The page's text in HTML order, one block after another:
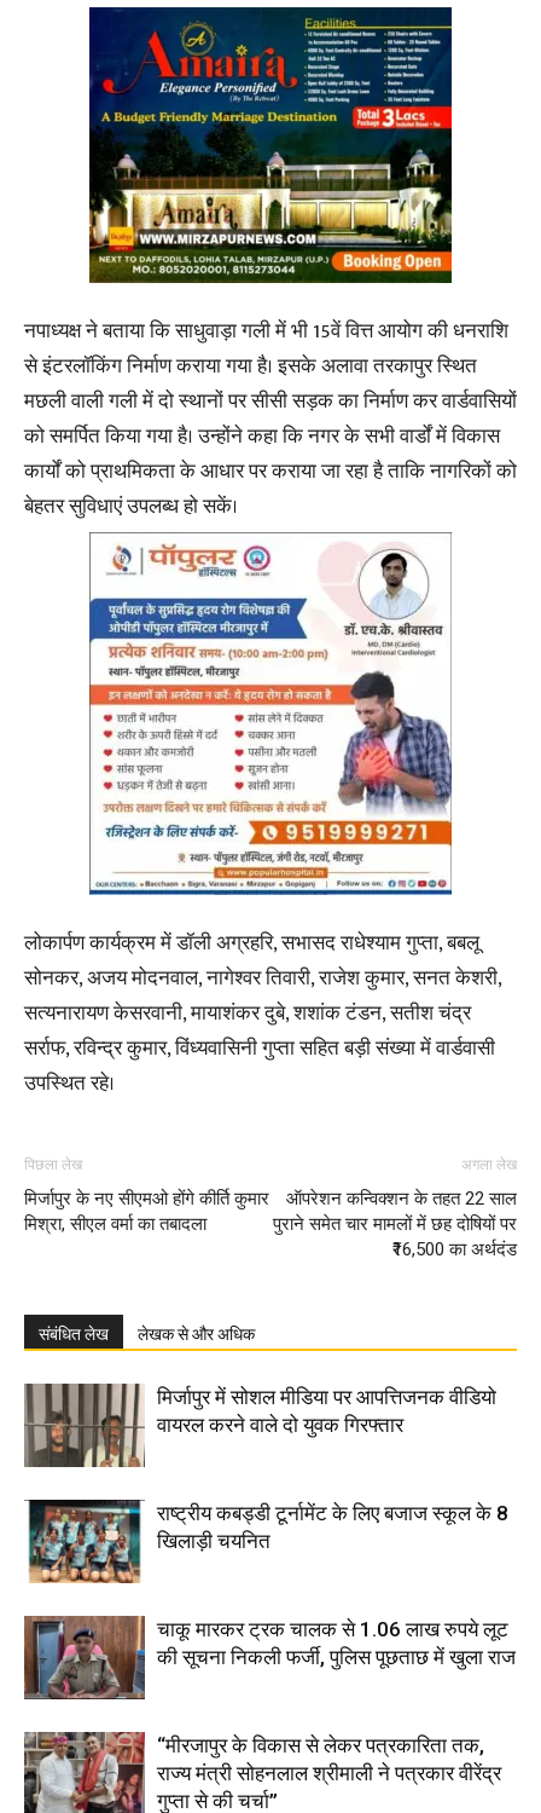
नपाध्यक्ष ने बताया कि साधुवाड़ा गली में भी 15वें वित्त आयोग की धनराशि
से इंटरलॉकिंग निर्माण कराया गया है। इसके अलावा तरकापुर स्थित
मछली वाली गली में दो स्थानों पर सीसी सड़क का निर्माण कर वार्डवासियों
को समर्पित किया गया है। उन्होंने कहा कि नगर के सभी वार्डों में विकास
कार्यों को प्राथमिकता के आधार पर कराया जा रहा है ताकि नागरिकों को
बेहतर सुविधाएं उपलब्ध हो सकें।
लोकार्पण कार्यक्रम में डॉली अग्रहरि, सभासद राधेश्याम गुप्ता, बबलू
सोनकर, अजय मोदनवाल, नागेश्वर तिवारी, राजेश कुमार, सनत केशरी,
सत्यनारायण केसरवानी, मायाशंकर दुबे, शशांक टंडन, सतीश चंद्र
सर्राफ, रविन्द्र कुमार, विंध्यवासिनी गुप्ता सहित बड़ी संख्या में वार्डवासी
उपस्थित रहे।
पिछला लेख
मिर्जापुर के नए सीएमओ होंगे कीर्ति कुमार
मिश्रा, सीएल वर्मा का तबादला
अगला लेख
ऑपरेशन कन्विक्शन के तहत 22 साल
पुराने समेत चार मामलों में छह दोषियों पर
₹16,500 का अर्थदंड
संबंधित लेख लेखक से और अधिक
मिर्जापुर में सोशल मीडिया पर आपत्तिजनक वीडियो
वायरल करने वाले दो युवक गिरफ्तार
राष्ट्रीय कबड्डी टूर्नामेंट के लिए बजाज स्कूल के 8
खिलाड़ी चयनित
चाकू मारकर ट्रक चालक से 1.06 लाख रुपये लूट
की सूचना निकली फर्जी, पुलिस पूछताछ में खुला राज
“मीरजापुर के विकास से लेकर पत्रकारिता तक,
राज्य मंत्री सोहनलाल श्रीमाली ने पत्रकार वीरेंद्र
गुप्ता से की चर्चा”